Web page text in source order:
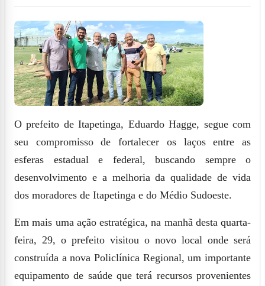
O prefeito de Itapetinga, Eduardo Hagge, segue com
seu compromisso de fortalecer os laços entre as
esferas estadual e federal, buscando sempre o
desenvolvimento e a melhoria da qualidade de vida
dos moradores de Itapetinga e do Médio Sudoeste.
Em mais uma ação estratégica, na manhã desta quarta-
feira, 29, o prefeito visitou o novo local onde será
construída a nova Policlínica Regional, um importante
equipamento de saúde que terá recursos provenientes